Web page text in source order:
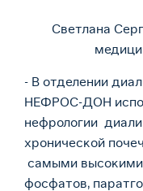
Светлана
- В отделении
НЕФРОС-ДОН
нефрологии
хронической
самыми
фосфатов,